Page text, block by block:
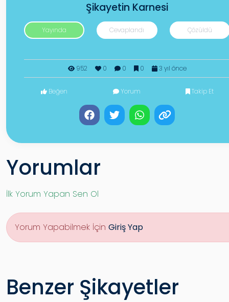
Şikayetin Karnesi
Yayında Cevaplandı Çözüldü
952 0 0 0 3 yıl önce
Beğen Yorum Takip Et
Yorumlar
İlk Yorum Yapan Sen Ol
Yorum Yapabilmek İçin Giriş Yap
Benzer Şikayetler